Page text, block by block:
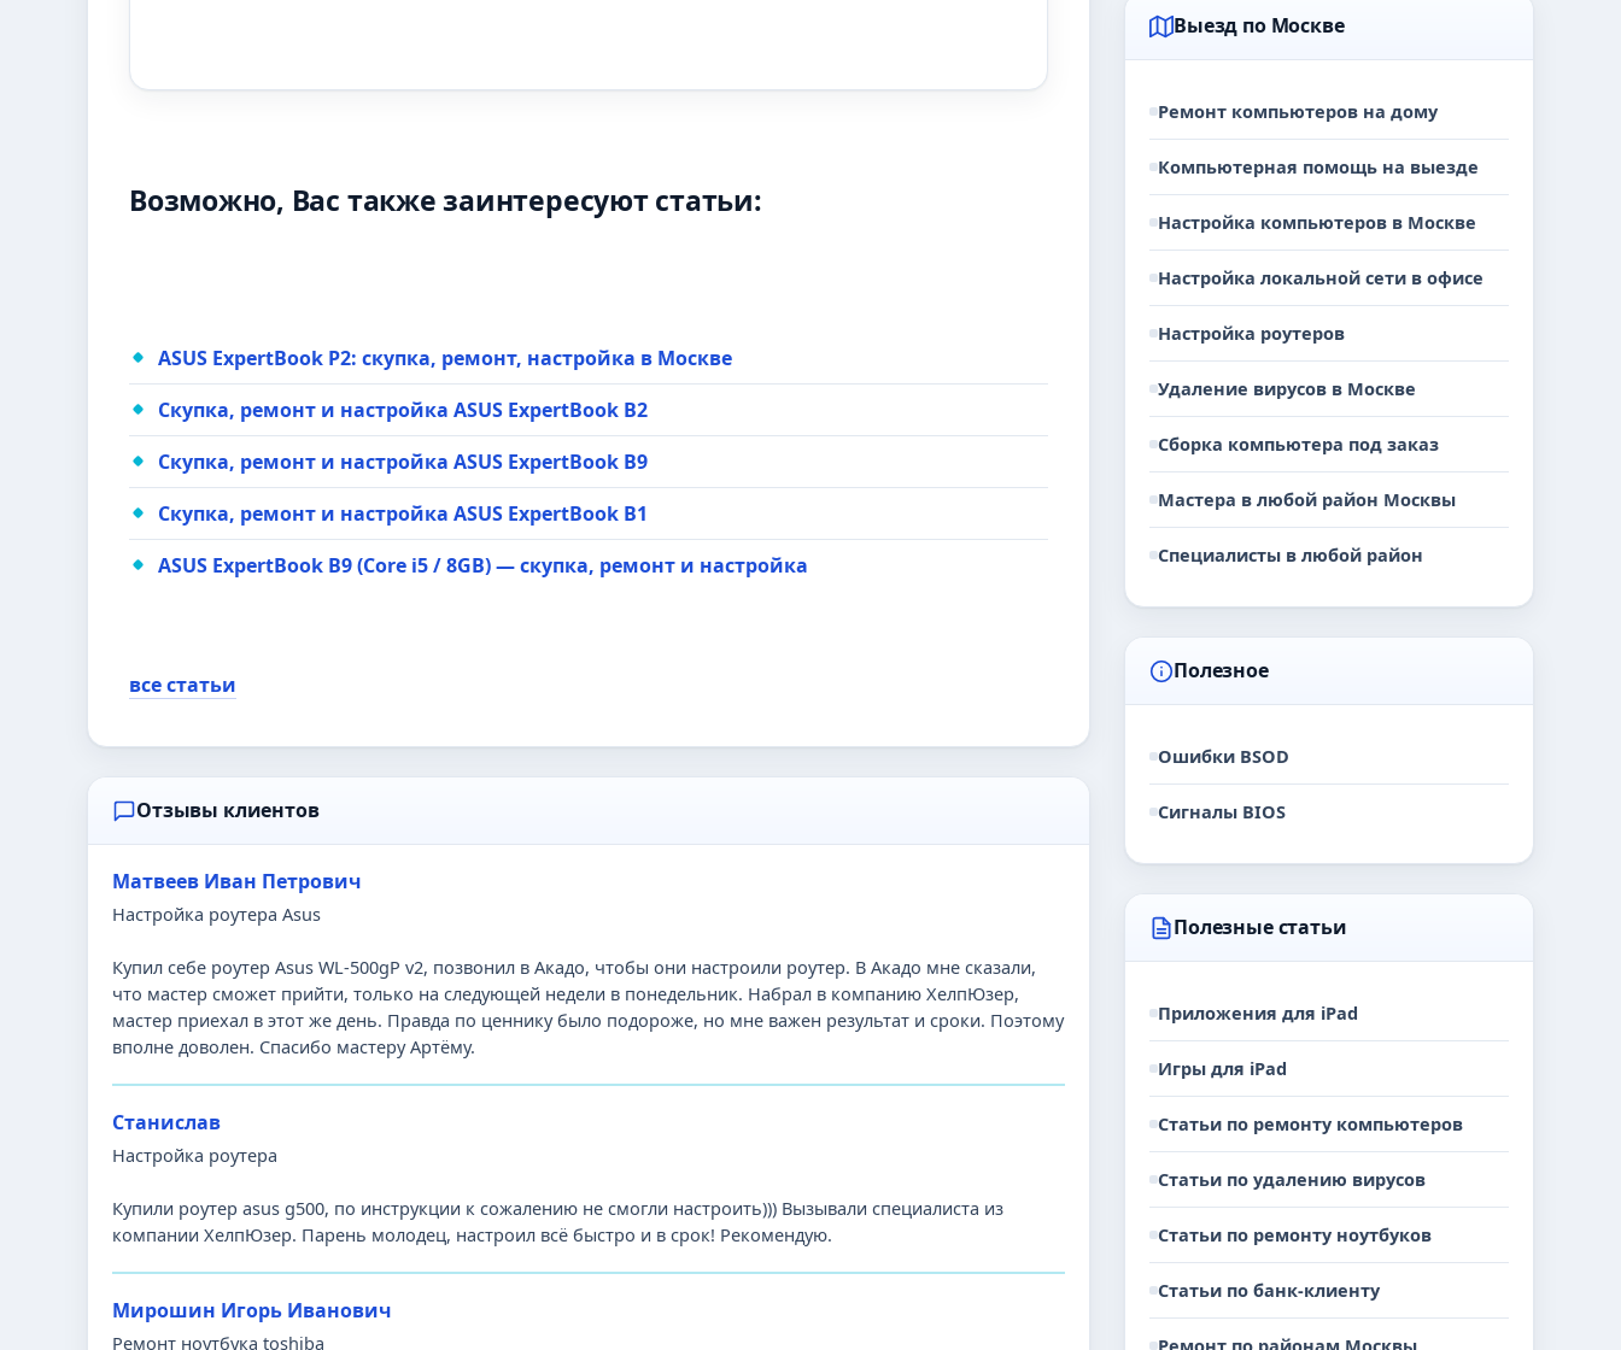
Возможно, Вас также заинтересуют статьи:
ASUS ExpertBook P2: скупка, ремонт, настройка в Москве
Скупка, ремонт и настройка ASUS ExpertBook B2
Скупка, ремонт и настройка ASUS ExpertBook B9
Скупка, ремонт и настройка ASUS ExpertBook B1
ASUS ExpertBook B9 (Core i5 / 8GB) — скупка, ремонт и настройка
все статьи
Отзывы клиентов
Матвеев Иван Петрович
Настройка роутера Asus
Купил себе роутер Asus WL-500gP v2, позвонил в Акадо, чтобы они настроили роутер. В Акадо мне сказали,
что мастер сможет прийти, только на следующей недели в понедельник. Набрал в компанию ХелпЮзер,
мастер приехал в этот же день. Правда по ценнику было подороже, но мне важен результат и сроки. Поэтому
вполне доволен. Спасибо мастеру Артёму.
Станислав
Настройка роутера
Купили роутер asus g500, по инструкции к сожалению не смогли настроить))) Вызывали специалиста из
компании ХелпЮзер. Парень молодец, настроил всё быстро и в срок! Рекомендую.
Мирошин Игорь Иванович
Ремонт ноутбука toshiba
Выезд по Москве
Ремонт компьютеров на дому
Компьютерная помощь на выезде
Настройка компьютеров в Москве
Настройка локальной сети в офисе
Настройка роутеров
Удаление вирусов в Москве
Сборка компьютера под заказ
Мастера в любой район Москвы
Специалисты в любой район
Полезное
Ошибки BSOD
Сигналы BIOS
Полезные статьи
Приложения для iPad
Игры для iPad
Статьи по ремонту компьютеров
Статьи по удалению вирусов
Статьи по ремонту ноутбуков
Статьи по банк-клиенту
Ремонт по районам Москвы